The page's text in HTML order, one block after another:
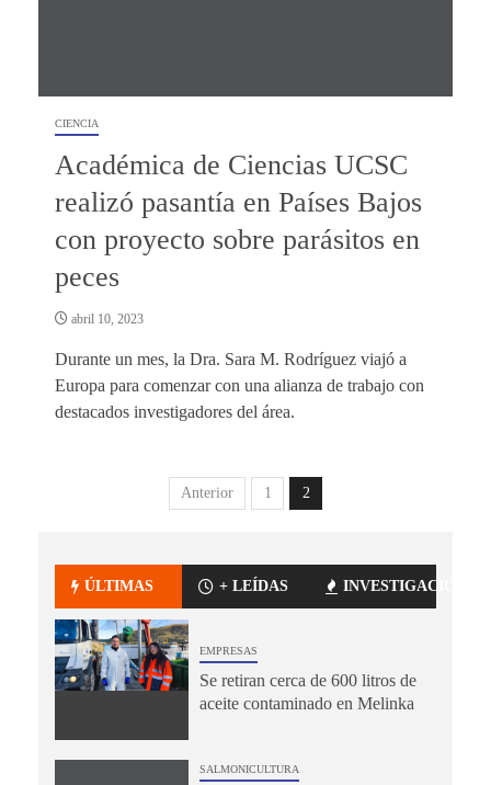
CIENCIA
Académica de Ciencias UCSC
realizó pasantía en Países Bajos
con proyecto sobre parásitos en
peces
abril 10, 2023
Durante un mes, la Dra. Sara M. Rodríguez viajó a
Europa para comenzar con una alianza de trabajo con
destacados investigadores del área.
Anterior 1 2
ÚLTIMAS + LEÍDAS INVESTIGACIÓN
EMPRESAS
Se retiran cerca de 600 litros de
aceite contaminado en Melinka
SALMONICULTURA